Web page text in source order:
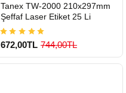
GÖNDERİ
Tanex TW-2000 210x297mm
Şeffaf Laser Etiket 25 Li
672,00TL 744,00TL